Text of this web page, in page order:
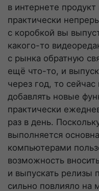
в интернете
практически
с коробкой вы
какого-то
с рынка обратную
ещё что-то, и
через год, то
добавлять новые
практически
раз в день.
выполняется
компьютерами
возможность
и выпускать релизы
сильно повлияло на